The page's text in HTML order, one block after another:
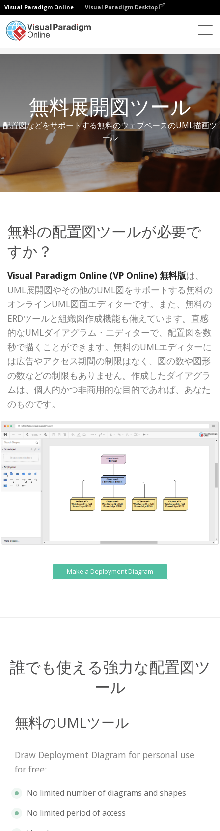
Visual Paradigm Online Visual Paradigm Desktop
無料展開図ツール
配置図などをサポートする無料のウェブベースのUML描画ツ
ール
無料の配置図ツールが必要で
すか？
Visual Paradigm Online (VP Online) 無料版は、
UML展開図やその他のUML図をサポートする無料の
オンラインUML図面エディターです。また、無料の
ERDツールと組織図作成機能も備えています。直感
的なUMLダイアグラム・エディターで、配置図を数
秒で描くことができます。無料のUMLエディターに
は広告やアクセス期間の制限はなく、図の数や図形
の数などの制限もありません。作成したダイアグラ
ムは、個人的かつ非商用的な目的であれば、あなた
のものです。
Make a Deployment Diagram
誰でも使える強力な配置図ツ
ール
無料のUMLツール
Draw Deployment Diagram for personal use
for free:
No limited number of diagrams and shapes
No limited period of access